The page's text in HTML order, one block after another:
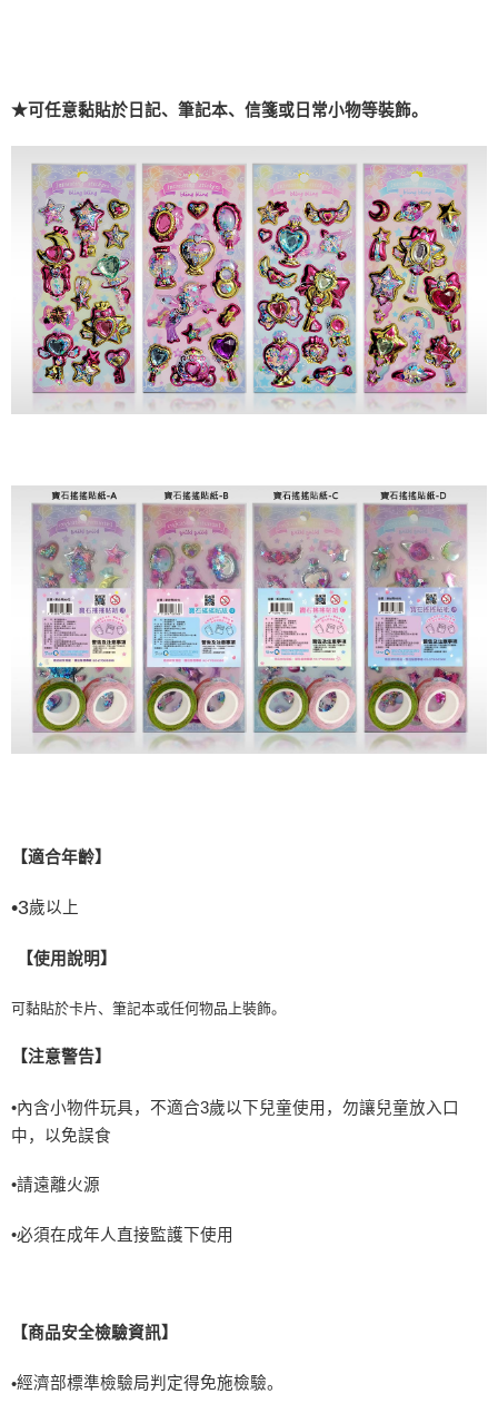
★可任意黏貼於日記、筆記本、信箋或日常小物等裝飾。
【適合年齡】
•3歲以上
【使用說明】
可黏貼於卡片、筆記本或任何物品上裝飾。
【注意警告】
•內含小物件玩具，不適合3歲以下兒童使用，勿讓兒童放入口
中，以免誤食
•請遠離火源
•必須在成年人直接監護下使用
【商品安全檢驗資訊】
•經濟部標準檢驗局判定得免施檢驗。